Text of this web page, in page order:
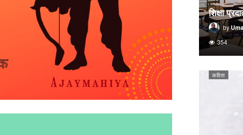
शिक्षा
by
354
कविता